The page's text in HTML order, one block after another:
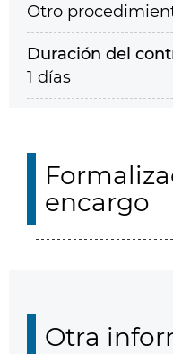
Otro
Duración del
1 días
encargo
Otra